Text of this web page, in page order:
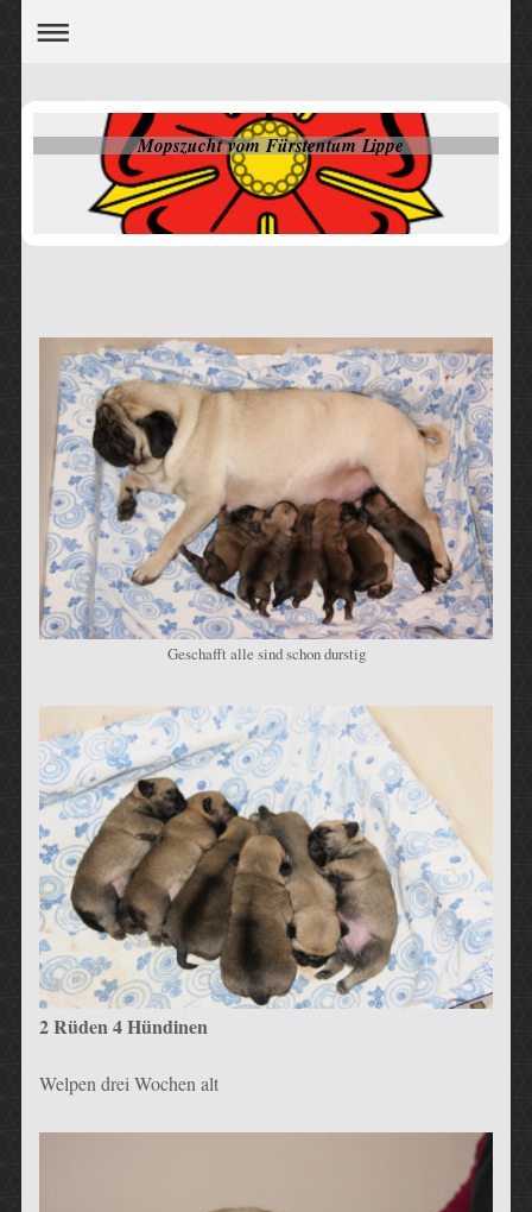
Mopszucht vom Fürstentum Lippe
Geschafft alle sind schon durstig
2 Rüden 4 Hündinen
Welpen drei Wochen alt